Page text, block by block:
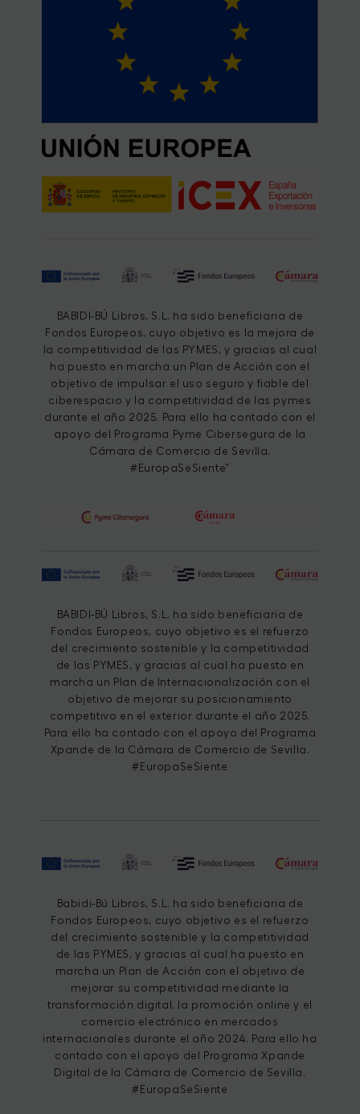
BABIDI-BÚ Libros, S.L. ha sido beneficiaria de
Fondos Europeos, cuyo objetivo es la mejora de
la competitividad de las PYMES, y gracias al cual
ha puesto en marcha un Plan de Acción con el
objetivo de impulsar el uso seguro y fiable del
ciberespacio y la competitividad de las pymes
durante el año 2025. Para ello ha contado con el
apoyo del Programa Pyme Cibersegura de la
Cámara de Comercio de Sevilla.
#EuropaSeSiente”
BABIDI-BÚ Libros, S.L. ha sido beneficiaria de
Fondos Europeos, cuyo objetivo es el refuerzo
del crecimiento sostenible y la competitividad
de las PYMES, y gracias al cual ha puesto en
marcha un Plan de Internacionalización con el
objetivo de mejorar su posicionamiento
competitivo en el exterior durante el año 2025.
Para ello ha contado con el apoyo del Programa
Xpande de la Cámara de Comercio de Sevilla.
#EuropaSeSiente
Babidi-Bú Libros, S.L. ha sido beneficiaria de
Fondos Europeos, cuyo objetivo es el refuerzo
del crecimiento sostenible y la competitividad
de las PYMES, y gracias al cual ha puesto en
marcha un Plan de Acción con el objetivo de
mejorar su competitividad mediante la
transformación digital, la promoción online y el
comercio electrónico en mercados
internacionales durante el año 2024. Para ello ha
contado con el apoyo del Programa Xpande
Digital de la Cámara de Comercio de Sevilla.
#EuropaSeSiente